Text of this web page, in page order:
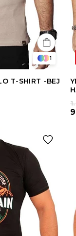
T-SHIRT -BEJ
1